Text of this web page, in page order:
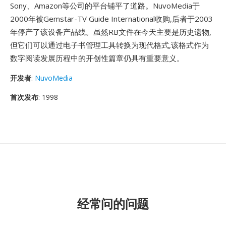
Sony、Amazon等公司的平台铺平了道路。NuvoMedia于
2000年被Gemstar-TV Guide International收购,后者于2003
年停产了该设备产品线。虽然RB文件在今天主要是历史遗物,
但它们可以通过电子书管理工具转换为现代格式,该格式作为
数字阅读发展历程中的开创性篇章仍具有重要意义。
开发者: NuvoMedia
首次发布: 1998
经常问的问题